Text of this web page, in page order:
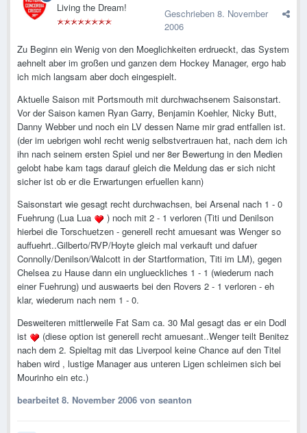
Living the Dream! Geschrieben 8. November
2006
Zu Beginn ein Wenig von den Moeglichkeiten erdrueckt, das System
aehnelt aber im großen und ganzen dem Hockey Manager, ergo hab
ich mich langsam aber doch eingespielt.
Aktuelle Saison mit Portsmouth mit durchwachsenem Saisonstart.
Vor der Saison kamen Ryan Garry, Benjamin Koehler, Nicky Butt,
Danny Webber und noch ein LV dessen Name mir grad entfallen ist.
(der im uebrigen wohl recht wenig selbstvertrauen hat, nach dem ich
ihn nach seinem ersten Spiel und ner 8er Bewertung in den Medien
gelobt habe kam tags darauf gleich die Meldung das er sich nicht
sicher ist ob er die Erwartungen erfuellen kann)
Saisonstart wie gesagt recht durchwachsen, bei Arsenal nach 1 - 0
Fuehrung (Lua Lua
) noch mit 2 - 1 verloren (Titi und Denilson
hierbei die Torschuetzen - generell recht amuesant was Wenger so
auffuehrt..Gilberto/RVP/Hoyte gleich mal verkauft und dafuer
Connolly/Denilson/Walcott in der Startformation, Titi im LM), gegen
Chelsea zu Hause dann ein unglueckliches 1 - 1 (wiederum nach
einer Fuehrung) und auswaerts bei den Rovers 2 - 1 verloren - eh
klar, wiederum nach nem 1 - 0.
Desweiteren mittlerweile Fat Sam ca. 30 Mal gesagt das er ein Dodl
ist
(diese option ist generell recht amuesant..Wenger teilt Benitez
nach dem 2. Spieltag mit das Liverpool keine Chance auf den Titel
haben wird , lustige Manager aus unteren Ligen schleimen sich bei
Mourinho ein etc.)
bearbeitet 8. November 2006 von seanton